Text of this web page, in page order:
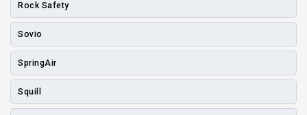
Rock Safety
Sovio
SpringAir
Squill